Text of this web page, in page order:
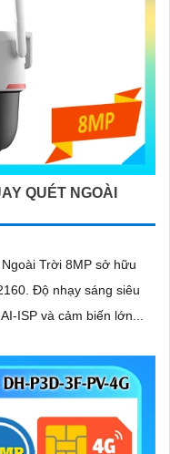
QUÉT NGOÀI
Trời 8MP sở hữu
siêu
ISP và cảm biến lớn...